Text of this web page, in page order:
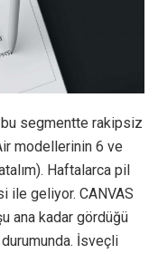
bu segmentte rakipsiz
modellerinin 6 ve
Haftalarca pil
ile geliyor. CANVAS
ana kadar gördüğü
İsveçli